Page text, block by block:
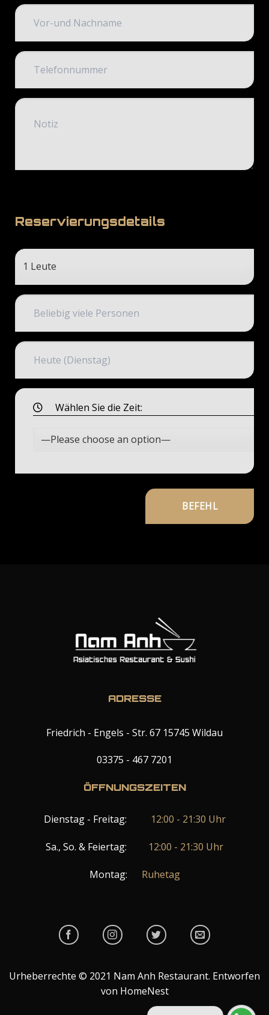
Reservierungsdetails
Wählen Sie die Zeit:
ADRESSE
Friedrich - Engels - Str. 67 15745 Wildau
03375 - 467 7201
ÖFFNUNGSZEITEN
Dienstag - Freitag: 12:00 - 21:30 Uhr
Sa., So. & Feiertag: 12:00 - 21:30 Uhr
Montag: Ruhetag
Urheberrechte © 2021 Nam Anh Restaurant. Entworfen
von HomeNest